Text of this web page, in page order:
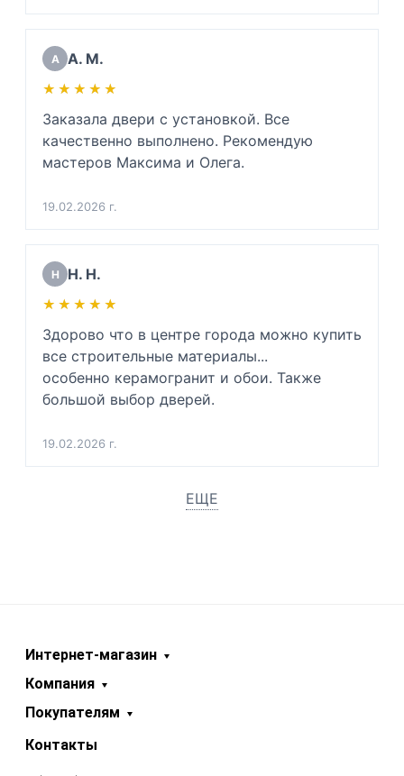
будущем, ибо мою дверь повело. Сразу
сказала приблизительную цену. Очень
вежлива и подкованный специалист своего
дела. Очень благодарен.
(Для инженеров: хорошо разбирается в
физике звуковой волны, напряжении
металлов и тех. процессе монтажа дверей
да и просто хороший человек)
А А. М.
★★★★★
★★★★★
Заказала двери с установкой. Все
качественно выполнено. Рекомендую
мастеров Максима и Олега.
19.02.2026 г.
Н Н. Н.
★★★★★
★★★★★
Здорово что в центре города можно купить
все строительные материалы...
особенно керамогранит и обои. Также
большой выбор дверей.
19.02.2026 г.
ЕЩЕ
Интернет-магазин
Компания
Покупателям
Контакты